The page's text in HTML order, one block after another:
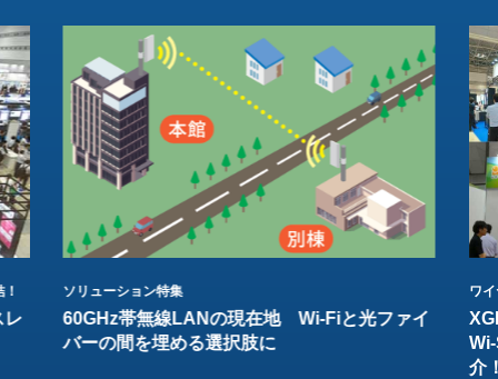
レ
ソリューション特集
60GHz帯無線LANの現在地 Wi-Fiと光ファイ
バーの間を埋める選択肢に
ワ
介